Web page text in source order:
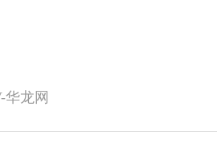
华龙网